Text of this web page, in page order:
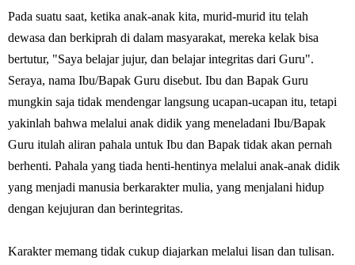
Pada suatu saat, ketika anak-anak kita, murid-murid itu telah
dewasa dan berkiprah di dalam masyarakat, mereka kelak bisa
bertutur, "Saya belajar jujur, dan belajar integritas dari Guru".
Seraya, nama Ibu/Bapak Guru disebut. Ibu dan Bapak Guru
mungkin saja tidak mendengar langsung ucapan-ucapan itu, tetapi
yakinlah bahwa melalui anak didik yang meneladani Ibu/Bapak
Guru itulah aliran pahala untuk Ibu dan Bapak tidak akan pernah
berhenti. Pahala yang tiada henti-hentinya melalui anak-anak didik
yang menjadi manusia berkarakter mulia, yang menjalani hidup
dengan kejujuran dan berintegritas.
Karakter memang tidak cukup diajarkan melalui lisan dan tulisan.